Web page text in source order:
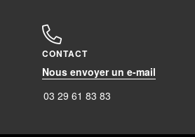
CONTACT
Nous envoyer un e-mail
03 29 61 83 83